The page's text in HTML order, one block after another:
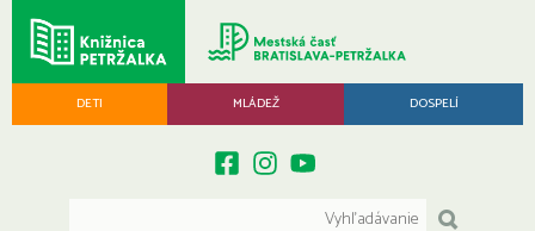
DETI MLÁDEŽ DOSPELÍ